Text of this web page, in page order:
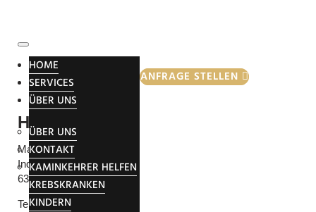
ANFRAGE STELLEN
HOME
SERVICES
ÜBER UNS
ÜBER UNS
KONTAKT
KAMINKEHRER HELFEN
KREBSKRANKEN
KINDERN
Herausgeber
Maximilian Bachmann
Industriestraße 16 a
63920 Großheubach
Telefon: 09371 6019224